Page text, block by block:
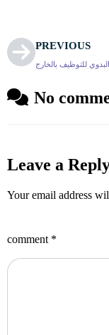
PREVIOUS
للتوظيف بالخارج
No
Leave a
Your email address
comment *